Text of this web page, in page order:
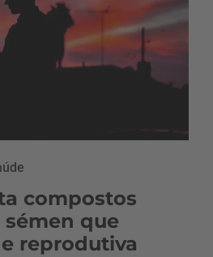
compostos
que
reprodutiva